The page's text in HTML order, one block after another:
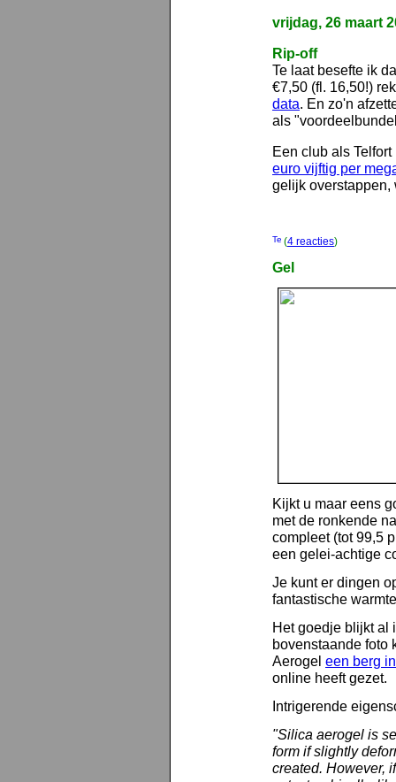
vrijdag, 26 maart
Rip-off
Te laat besefte ik
€7,50 (fl. 16,50!)
data. En zo'n
als
Een club als
euro vijftig per
gelijk overstappen,
(4 reacties)
Gel
Kijkt u maar eens
met de ronkende
compleet (tot 99,5
een gelei-achtige
Je kunt er dingen
fantastische
Het goedje blijkt al
bovenstaande foto
Aerogel een berg
online heeft gezet.
Intrigerende
"Silica aerogel is
form if slightly
created. However,